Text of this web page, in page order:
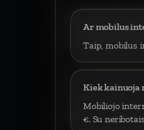
Ar mobilus
Taip, mobilus
Kiek kainuoja
Mobiliojo
€. Su